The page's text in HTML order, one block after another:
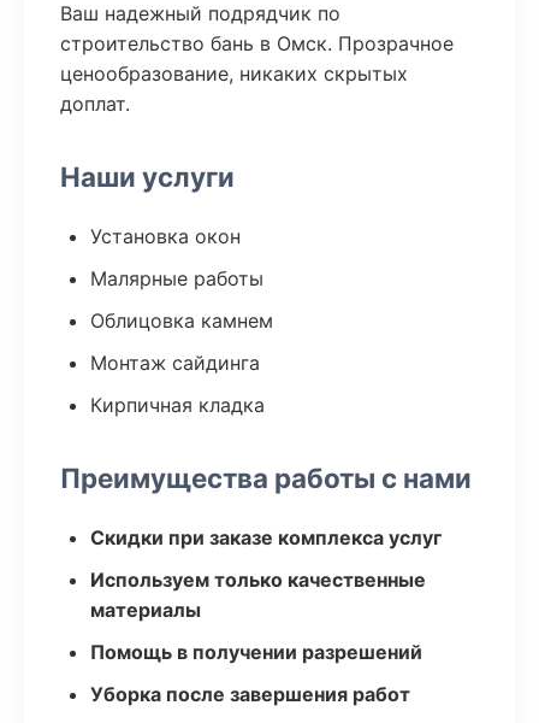
Ваш надежный подрядчик по
строительство бань в Омск. Прозрачное
ценообразование, никаких скрытых
доплат.
Наши услуги
Установка окон
Малярные работы
Облицовка камнем
Монтаж сайдинга
Кирпичная кладка
Преимущества работы с нами
Скидки при заказе комплекса услуг
Используем только качественные
материалы
Помощь в получении разрешений
Уборка после завершения работ